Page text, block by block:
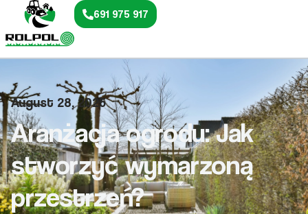
691 975 917
August 28, 2025
Aranżacja ogrodu: Jak
stworzyć wymarzoną
przestrzeń?